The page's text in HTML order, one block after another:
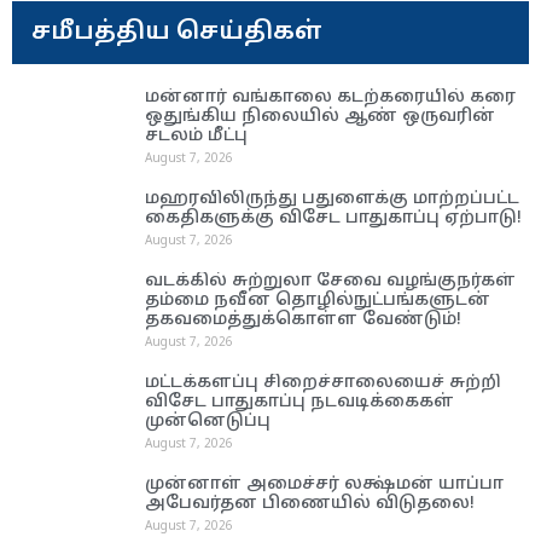
சமீபத்திய செய்திகள்
மன்னார் வங்காலை கடற்கரையில் கரை
ஒதுங்கிய நிலையில் ஆண் ஒருவரின்
சடலம் மீட்பு
August 7, 2026
மஹரவிலிருந்து பதுளைக்கு மாற்றப்பட்ட
கைதிகளுக்கு விசேட பாதுகாப்பு ஏற்பாடு!
August 7, 2026
வடக்கில் சுற்றுலா சேவை வழங்குநர்கள்
தம்மை நவீன தொழில்நுட்பங்களுடன்
தகவமைத்துக்கொள்ள வேண்டும்!
August 7, 2026
மட்டக்களப்பு சிறைச்சாலையைச் சுற்றி
விசேட பாதுகாப்பு நடவடிக்கைகள்
முன்னெடுப்பு
August 7, 2026
முன்னாள் அமைச்சர் லக்ஷ்மன் யாப்பா
அபேவர்தன பிணையில் விடுதலை!
August 7, 2026